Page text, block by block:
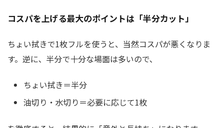
コスパを上げる最大のポイントは「半分カット」
ちょい拭きで1枚フルを使うと、当然コスパが悪くなりま
す。逆に、半分で十分な場面は多いので、
ちょい拭き＝半分
油切り・水切り＝必要に応じて1枚